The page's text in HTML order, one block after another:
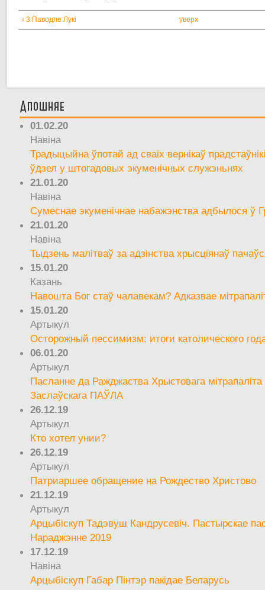
‹ 3 Паводле Лукі уверх
Апошняе
01.02.20
Навіна
Традыцыйна ўпотай ад сваіх вернікаў
ўдзел у штогадовых экуменічных служэньнях
21.01.20
Навіна
Сумеснае экуменічнае набажэнства адбылося ў
21.01.20
Навіна
Тыдзень малітваў за адзінства хрысціянаў
15.01.20
Казань
Навошта Бог стаў чалавекам? Адказвае
15.01.20
Артыкул
Осторожный пессимизм: итоги католического
06.01.20
Артыкул
Пасланне да Ражджаства Хрыстовага мітрапаліта
Заслаўскага ПАЎЛА
26.12.19
Артыкул
Кто хотел унии?
26.12.19
Артыкул
Патриаршее обращение на Рождество Христово
21.12.19
Артыкул
Арцыбіскуп Тадэвуш Кандрусевіч. Пастырскае
Нараджэнне 2019
17.12.19
Навіна
Арцыбіскуп Габар Пінтэр пакідае Беларусь